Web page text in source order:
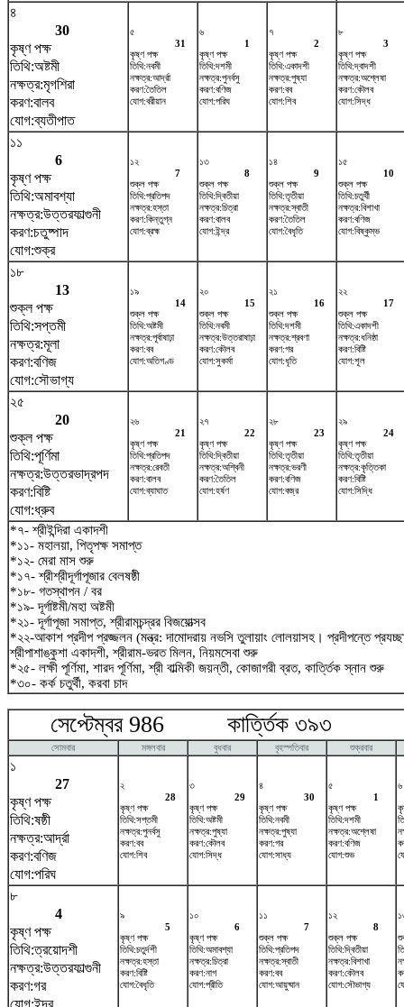
৪
30
কৃষ্ণ পক্ষ
তিথি:অষ্টমী
নক্ষত্র:মৃগশিরা
করণ:বালব
যোগ:ব্যতীপাত
৫
31
কৃষ্ণ পক্ষ
তিথি:নবমী
নক্ষত্র:আর্দ্রা
করণ:তৈতিল
যোগ:বরীয়ান
৬
1
কৃষ্ণ পক্ষ
তিথি:দশমী
নক্ষত্র:পুনর্বসু
করণ:বণিজ
যোগ:পরিঘ
৭
2
কৃষ্ণ পক্ষ
তিথি:একাদশী
নক্ষত্র:পুষ্যা
করণ:বব
যোগ:শিব
৮
3
কৃষ্ণ পক্ষ
তিথি:দ্বাদশী
নক্ষত্র:অশ্লেষা
করণ:কৌলব
যোগ:সিদ্ধ
১১
6
কৃষ্ণ পক্ষ
তিথি:অমাবশ্যা
নক্ষত্র:উত্তরফাল্গুনী
করণ:চতুষ্পাদ
যোগ:শুক্র
১২
7
শুক্ল পক্ষ
তিথি:প্রতিপদ
নক্ষত্র:হস্তা
করণ:কিন্তুগ্ন
যোগ:ব্রহ্ম
১৩
8
শুক্ল পক্ষ
তিথি:দ্বিতীয়া
নক্ষত্র:চিত্রা
করণ:বালব
যোগ:ইন্দ্র
১৪
9
শুক্ল পক্ষ
তিথি:তৃতীয়া
নক্ষত্র:স্বাতী
করণ:তৈতিল
যোগ:বৈধৃতি
১৫
10
শুক্ল পক্ষ
তিথি:চতুর্থী
নক্ষত্র:বিশাখা
করণ:বণিজ
যোগ:বিষ্কুম্ভ
১৮
13
শুক্ল পক্ষ
তিথি:সপ্তমী
নক্ষত্র:মূলা
করণ:বণিজ
যোগ:সৌভাগ্য
১৯
14
শুক্ল পক্ষ
তিথি:অষ্টমী
নক্ষত্র:পূর্বাষাঢ়া
করণ:বব
যোগ:অতিগণ্ড
২০
15
শুক্ল পক্ষ
তিথি:নবমী
নক্ষত্র:উত্তরাষাঢ়া
করণ:কৌলব
যোগ:সুকর্মা
২১
16
শুক্ল পক্ষ
তিথি:দশমী
নক্ষত্র:শ্রবণা
করণ:গর
যোগ:ধৃতি
২২
17
শুক্ল পক্ষ
তিথি:একাদশী
নক্ষত্র:ধনিষ্ঠা
করণ:বিষ্টি
যোগ:শূল
২৫
20
শুক্ল পক্ষ
তিথি:পূর্ণিমা
নক্ষত্র:উত্তরভাদ্রপদ
করণ:বিষ্টি
যোগ:ধ্রুব
২৬
21
কৃষ্ণ পক্ষ
তিথি:প্রতিপদ
নক্ষত্র:রেবতী
করণ:বালব
যোগ:ব্যাঘাত
২৭
22
কৃষ্ণ পক্ষ
তিথি:দ্বিতীয়া
নক্ষত্র:অশ্বিনী
করণ:তৈতিল
যোগ:হর্ষণ
২৮
23
কৃষ্ণ পক্ষ
তিথি:তৃতীয়া
নক্ষত্র:ভরণী
করণ:বণিজ
যোগ:বজ্র
২৯
24
কৃষ্ণ পক্ষ
তিথি:তৃতীয়া
নক্ষত্র:কৃত্তিকা
করণ:বিষ্টি
যোগ:সিদ্ধি
*৭- শ্রীইন্দিরা একাদশী
*১১- মহালয়া, পিতৃপক্ষ সমাপ্ত
*১২- মেরা মাস শুরু
*১৭- শ্রীশ্রীদূর্গাপূজার বেলষষ্ঠী
*১৮- গতস্থাপন / বর
*১৯- দূর্গাষ্টমী/মহা অষ্টমী
*২১- দূর্গাপূজা সমাপ্ত, শ্রীরামচন্দ্রর বিজয়োত্সব
*২২-আকাশ প্রদীপ প্রজ্জলন (মন্ত্র: দামোদরায় নভসি তুলায়াং লোলয়াসহ। প্রদীপন্তে
শ্রীপাশাঙ্কুশা একাদশী, শ্রীরাম-ভরত মিলন, নিয়মসেবা শুরু
*২৫- লক্ষী পূর্ণিমা, শারদ পূর্ণিমা, শ্রী বাল্মিকী জয়ন্তী, কোজাগরী ব্রত, কার্ত্তিক স্নান শুরু
*৩০- কর্ক চতুর্থী, করবা চাদ
সেপ্টেম্বর 986 কার্ত্তিক ৩৯৩
সোমবার মঙ্গলবার বুধবার বৃহস্পতিবার শুক্রবার
১
27
কৃষ্ণ পক্ষ
তিথি:ষষ্ঠী
নক্ষত্র:আর্দ্রা
করণ:বণিজ
যোগ:পরিঘ
২
28
কৃষ্ণ পক্ষ
তিথি:সপ্তমী
নক্ষত্র:পুনর্বসু
করণ:বব
যোগ:শিব
৩
29
কৃষ্ণ পক্ষ
তিথি:অষ্টমী
নক্ষত্র:পুষ্যা
করণ:কৌলব
যোগ:সিদ্ধ
৪
30
কৃষ্ণ পক্ষ
তিথি:নবমী
নক্ষত্র:পুষ্যা
করণ:গর
যোগ:সাধ্য
৫
1
কৃষ্ণ পক্ষ
তিথি:দশমী
নক্ষত্র:অশ্লেষা
করণ:বণিজ
যোগ:শুভ
৬
৮
4
কৃষ্ণ পক্ষ
তিথি:ত্রয়োদশী
নক্ষত্র:উত্তরফাল্গুনী
করণ:গর
৯
5
কৃষ্ণ পক্ষ
তিথি:চতুর্দশী
নক্ষত্র:হস্তা
করণ:বিষ্টি
যোগ:বৈধৃতি
১০
6
কৃষ্ণ পক্ষ
তিথি:অমাবশ্যা
নক্ষত্র:চিত্রা
করণ:নাগ
যোগ:প্রীতি
১১
7
শুক্ল পক্ষ
তিথি:প্রতিপদ
নক্ষত্র:স্বাতী
করণ:বব
যোগ:আয়ুষ্মান
১২
8
শুক্ল পক্ষ
তিথি:দ্বিতীয়া
নক্ষত্র:বিশাখা
করণ:কৌলব
যোগ:সৌভাগ্য